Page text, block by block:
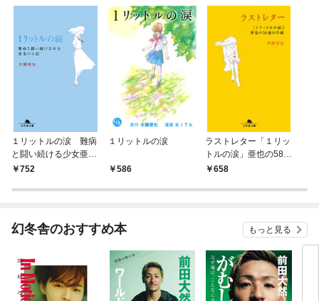
１リットルの涙 難病
と闘い続ける少女亜也
の日記
752
１リットルの涙
586
ラストレター「１リッ
トルの涙」亜也の58通
の手紙
658
幻冬舎のおすすめ本 もっと見る